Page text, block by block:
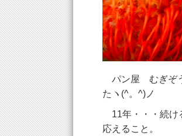
パン屋 むぎぞ
たヽ(^。^)ノ
11年・・・続け
応えること。